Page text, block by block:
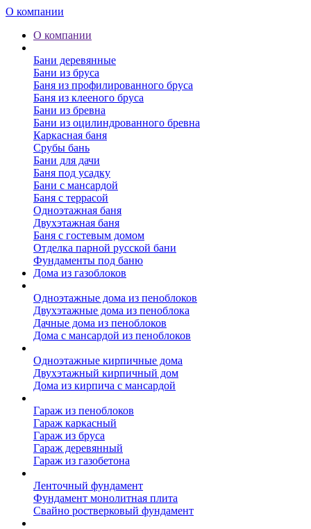
О компании
О компании
Бани деревянные
Бани из бруса
Баня из профилированного бруса
Баня из клееного бруса
Бани из бревна
Бани из оцилиндрованного бревна
Каркасная баня
Срубы бань
Бани для дачи
Баня под усадку
Бани с мансардой
Баня с террасой
Одноэтажная баня
Двухэтажная баня
Баня с гостевым домом
Отделка парной русской бани
Фундаменты под баню
Дома из газоблоков
Одноэтажные дома из пеноблоков
Двухэтажные дома из пеноблока
Дачные дома из пеноблоков
Дома с мансардой из пеноблоков
Одноэтажные кирпичные дома
Двухэтажный кирпичный дом
Дома из кирпича с мансардой
Гараж из пеноблоков
Гараж каркасный
Гараж из бруса
Гараж деревянный
Гараж из газобетона
Ленточный фундамент
Фундамент монолитная плита
Свайно ростверковый фундамент